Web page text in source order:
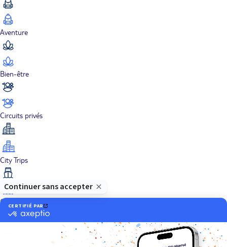
Aventure
Bien-être
Circuits privés
City Trips
Croisières